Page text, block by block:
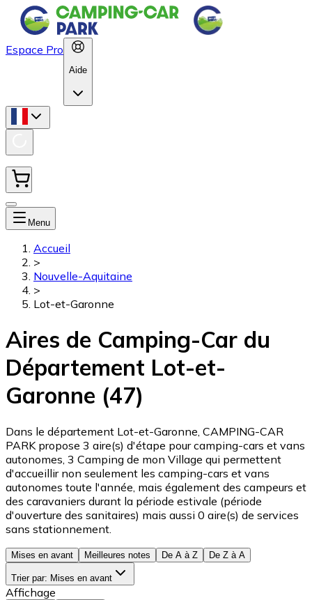
Espace Pro
Aide
Menu
Accueil
>
Nouvelle-Aquitaine
>
Lot-et-Garonne
Aires de Camping-Car du
Département Lot-et-
Garonne (47)
Dans le département Lot-et-Garonne, CAMPING-CAR
PARK propose 3 aire(s) d'étape pour camping-cars et vans
autonomes, 3 Camping de mon Village qui permettent
d'accueillir non seulement les camping-cars et vans
autonomes toute l'année, mais également des campeurs et
des caravaniers durant la période estivale (période
d'ouverture des sanitaires) mais aussi 0 aire(s) de services
sans stationnement.
Mises en avant Meilleures notes De A à Z De Z à A
Trier par: Mises en avant
Affichage